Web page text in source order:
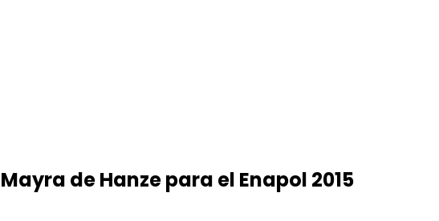
de Hanze para el Enapol 2015